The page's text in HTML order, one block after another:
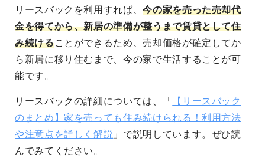
リースバックを利用すれば、今の家を売った売却代
金を得てから、新居の準備が整うまで賃貸として住
み続けることができるため、売却価格が確定してか
ら新居に移り住むまで、今の家で生活することが可
能です。
リースバックの詳細については、「
【リースバック
のまとめ】家を売っても住み続けられる！利用方法
や注意点を詳しく解説 」で説明しています。ぜひ読
んでみてください。